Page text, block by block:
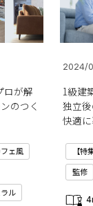
ロが解
のつく
ェ風
ル
2024/
1級建
独立
快適
【
監修